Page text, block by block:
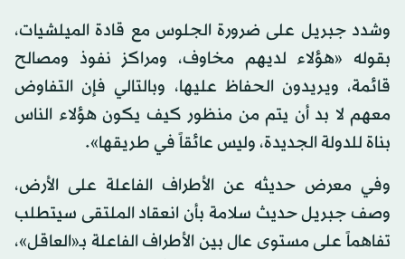
وشدد جبريل على ضرورة الجلوس مع قادة الميلشيات،
بقوله «هؤلاء لديهم مخاوف، ومراكز نفوذ ومصالح
قائمة، ويريدون الحفاظ عليها، وبالتالي فإن التفاوض
معهم لا بد أن يتم من منظور كيف يكون هؤلاء الناس
بناة للدولة الجديدة، وليس عائقاً في طريقها».
وفي معرض حديثه عن الأطراف الفاعلة على الأرض،
وصف جبريل حديث سلامة بأن انعقاد الملتقى سيتطلب
تفاهماً على مستوى عال بين الأطراف الفاعلة بـ«العاقل»،